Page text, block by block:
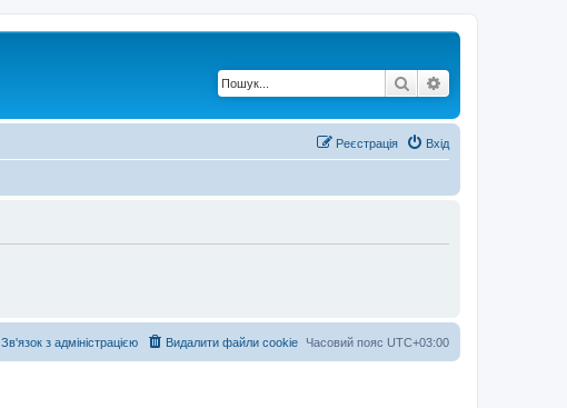
Пошук
Вхід
Реєстрація
Часовий пояс UTC+03:00
Видалити файли cookie
Зв'язок з адміністрацією